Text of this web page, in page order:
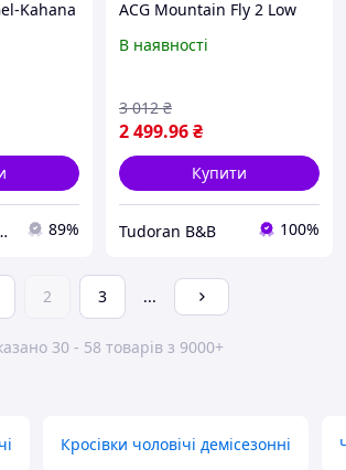
Kahana
магазин 89%
ACG Mountain Fly 2 Low
текстилю та нейлону,
повсякденні низькі
В наявності
2 499.96₴
3 012 ₴
Купити
Tudoran B&B 100%
2 3 ...
30 - 58 товарів з 9000+
Кросівки чоловічі демісезонні